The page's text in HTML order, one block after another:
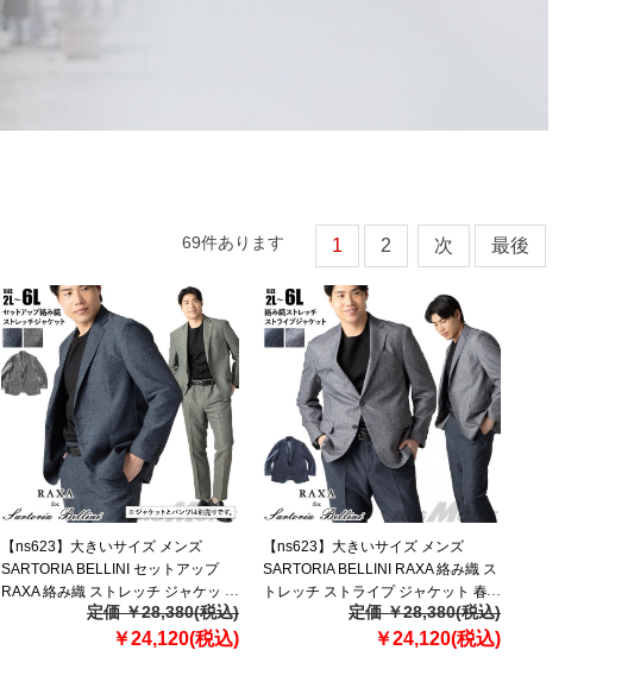
69件あります 1 2 次 最後
【ns623】大きいサイズ メンズ
SARTORIA BELLINI セットアップ
RAXA 絡み織 ストレッチ ジャケット
春夏新作 tzjk-33b 【fre】定価 ￥28,380(税込)
￥24,120(税込)
【ns623】大きいサイズ メンズ
SARTORIA BELLINI RAXA 絡み織 ス
トレッチ ストライプ ジャケット 春
夏新作 tzjk-34 【fre】定価 ￥28,380(税込)
￥24,120(税込)